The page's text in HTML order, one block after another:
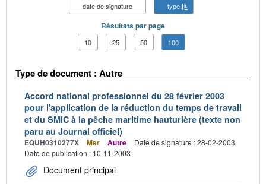
date de signature
type
Résultats par page
10 25 50 100
Type de document : Autre
Accord national professionnel du 28 février 2003
pour l'application de la réduction du temps de travail
et du SMIC à la pêche maritime hauturière (texte non
paru au Journal officiel)
EQUH0310277X Mer Autre
Date de signature : 28-02-2003
Date de publication : 10-11-2003
Document principal